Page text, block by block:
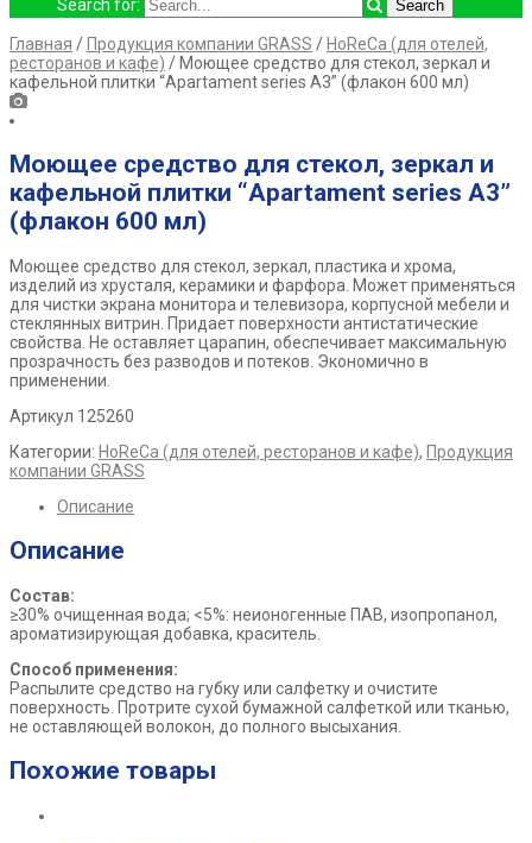
Search for:
Главная / Продукция компании GRASS / HoReCa (для отелей,
ресторанов и кафе) / Моющее средство для стекол, зеркал и
кафельной плитки “Apartament series А3” (флакон 600 мл)
Моющее средство для стекол, зеркал и
кафельной плитки “Apartament series А3”
(флакон 600 мл)
Моющее средство для стекол, зеркал, пластика и хрома,
изделий из хрусталя, керамики и фарфора. Может применяться
для чистки экрана монитора и телевизора, корпусной мебели и
стеклянных витрин. Придает поверхности антистатические
свойства. Не оставляет царапин, обеспечивает максимальную
прозрачность без разводов и потеков. Экономично в
применении.
Артикул 125260
Категории: HoReCa (для отелей, ресторанов и кафе), Продукция
компании GRASS
Описание
Описание
Состав:
≥30% очищенная вода; <5%: неионогенные ПАВ, изопропанол,
ароматизирующая добавка, краситель.
Способ применения:
Распылите средство на губку или салфетку и очистите
поверхность. Протрите сухой бумажной салфеткой или тканью,
не оставляющей волокон, до полного высыхания.
Похожие товары